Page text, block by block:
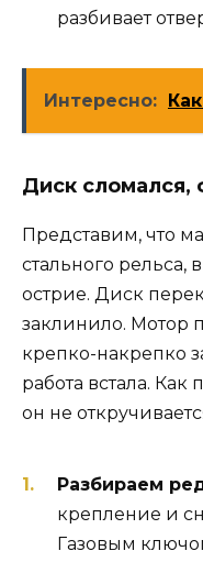
разбивает
Интересно:
Диск сломался,
Представим, что
стального рельса,
острие. Диск
заклинило. Мотор
крепко-накрепко
работа встала.
он не
Разбираем
крепление и
Газовым